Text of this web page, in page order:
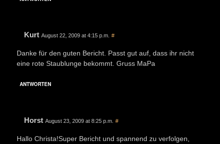
Kurt August 22, 2009 at 4:15 p.m. #
Danke für den guten Bericht. Passt gut auf, dass ihr nicht
eine rote Staublunge bekommt. Gruss MaPa
ANTWORTEN
Horst August 23, 2009 at 8:25 p.m. #
Hallo Christa!Super Bericht und spannend zu verfolgen,